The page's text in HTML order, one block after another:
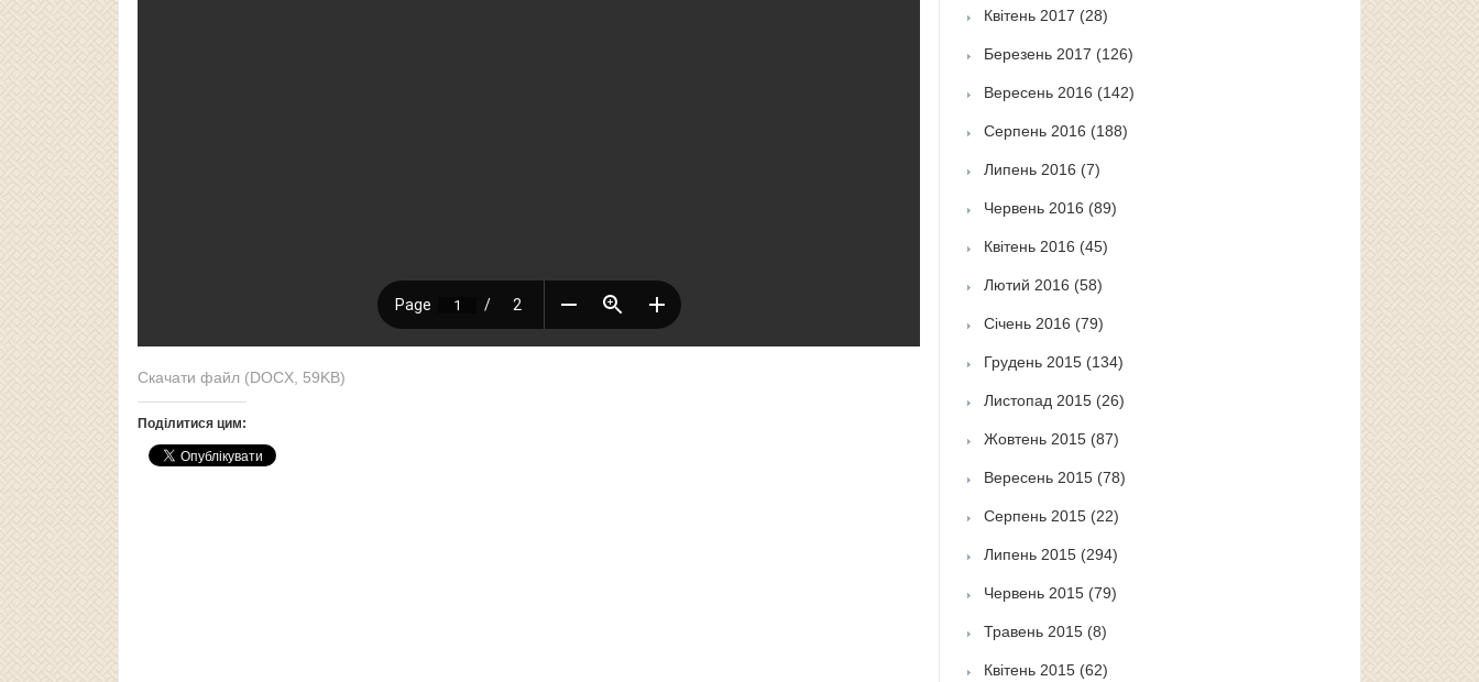
Скачати файл (DOCX, 59KB)
Поділитися цим:
Квітень 2017 (28)
Березень 2017 (126)
Вересень 2016 (142)
Серпень 2016 (188)
Липень 2016 (7)
Червень 2016 (89)
Квітень 2016 (45)
Лютий 2016 (58)
Січень 2016 (79)
Грудень 2015(134)
Листопад 2015(26)
Жовтень 2015(87)
Вересень 2015(78)
Серпень 2015(22)
Липень 2015(294)
Червень 2015(79)
Травень 2015(8)
Квітень 2015(62)